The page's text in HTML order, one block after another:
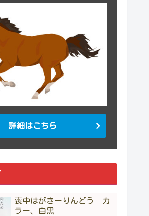
詳細はこちら
喪中はがきーりんどう カ
ラー、白黒